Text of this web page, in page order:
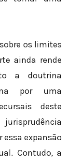
os limites
ainda rende
a doutrina
por uma
deste
expansão
Contudo, a